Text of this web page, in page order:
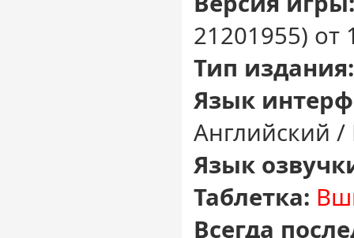
21201955) от
Тип издания:
Язык
Английский /
Язык
Таблетка:
Всегда